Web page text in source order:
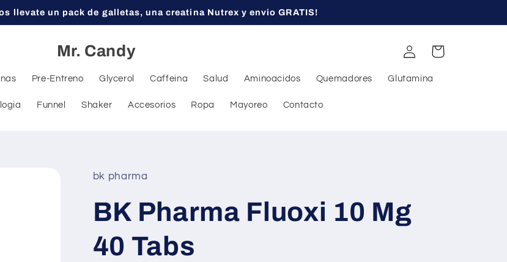
llevate un pack de galletas, una creatina Nutrex y envio GRATIS!
Mr. Candy
Pre-Entreno Glycerol Caffeina Salud Aminoacidos Quemadores Glutamina
Funnel Shaker Accesorios Ropa Mayoreo Contacto
Iniciar
sesión
Carrito
bk pharma
BK Pharma Fluoxi 10 Mg
40 Tabs